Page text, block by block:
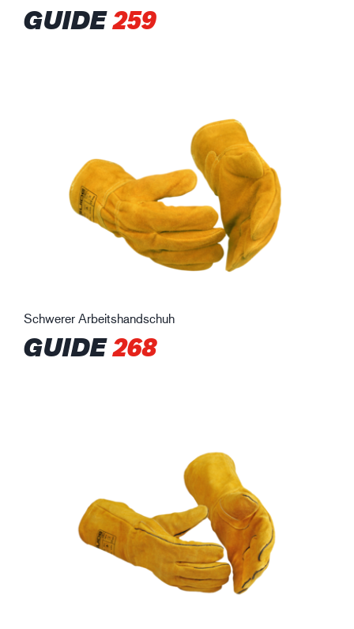
GUIDE259
Schwerer Arbeitshandschuh
GUIDE268